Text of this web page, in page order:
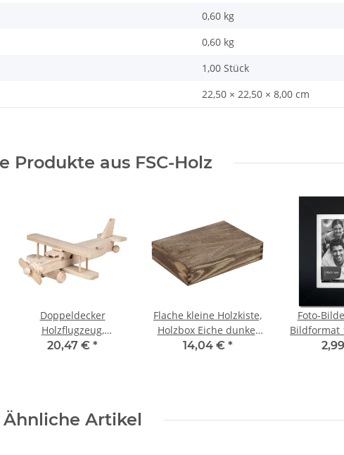
0,60 kg
0,60 kg
1,00 Stück
22,50 × 22,50 × 8,00 cm
Produkte aus FSC-Holz
Doppeldecker
Holzflugzeug,
Holzspielzeug 34 x 20 x
20,47 € *
Flache kleine Holzkiste,
Holzbox Eiche dunkel
24 x 17 x 5,5 cm
14,04 € *
Foto-
Bildformat
Ähnliche Artikel